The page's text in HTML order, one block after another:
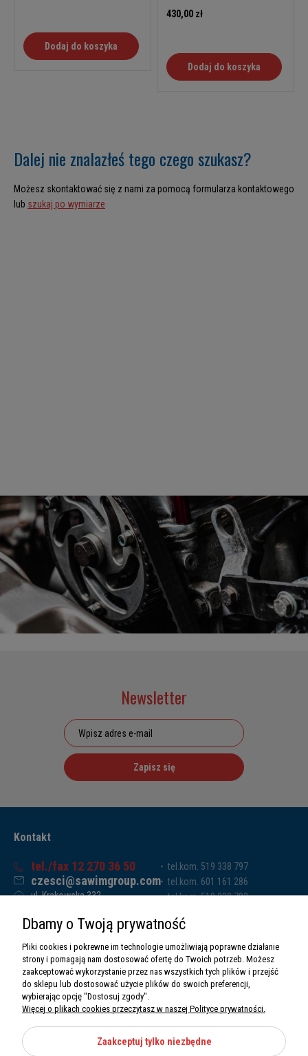
Dodaj do koszyka
430,00 zł
Dodaj do koszyka
Dalej nie znalazłeś tego czego szukasz?
Możesz skontaktować się z nami za pomocą formularza kontaktowego
lub szukaj po wymiarze
Newsletter
Zapisz się
Kontakt
tel./fax 12 270 36 50
czesci@sawimgroup.com
ul. Krakowska 332,
Sawim Group Mariusz Zdyb sp. k.
NIP: 5130284470
REGON: 5246591010
tel.kom. 519 338 797
tel.kom. 601 161 286
tel.kom. 519 338 793
O nas
Informacje
Dbamy o Twoją prywatność
Pliki cookies i pokrewne im technologie umożliwiają poprawne działanie
strony i pomagają nam dostosować ofertę do Twoich potrzeb. Możesz
zaakceptować wykorzystanie przez nas wszystkich tych plików i przejść
do sklepu lub dostosować użycie plików do swoich preferencji,
wybierając opcję "Dostosuj zgody".
Więcej o plikach cookies przeczytasz w naszej Polityce prywatności.
Zaakceptuj tylko niezbędne